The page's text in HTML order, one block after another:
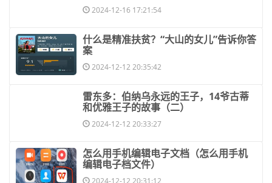
2024-12-16 17:21:54
​什么是精准扶贫？“大山的女儿”告诉你答
案
2024-12-12 20:35:42
​雷东多：伯纳乌永远的王子，14爷古蒂
和优雅王子的故事（二）
2024-12-12 20:33:27
​怎么用手机编辑电子文档（怎么用手机
编辑电子档文件）
2024-12-12 20:31:12